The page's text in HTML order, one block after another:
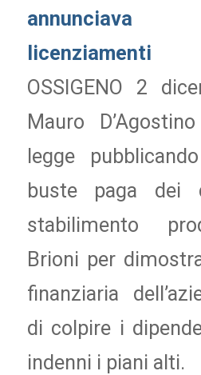
annunciava
licenziamenti
OSSIGENO 2
Mauro
legge
buste paga dei
stabilimento
Brioni per
finanziaria
di colpire i
indenni i piani alti.